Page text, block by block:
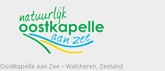
Oostkapelle aan Zee – Walcheren, Zeeland